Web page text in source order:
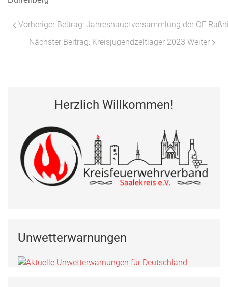
Vorheriger Beitrag: Jahreshauptversammlung der OF
Nächster Beitrag: Kreisjugendzeltlager 2023 Weiter
Herzlich Willkommen!
Unwetterwarnungen